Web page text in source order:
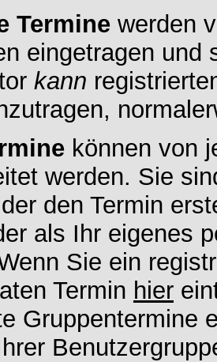
Termine werden
eingetragen und
kann
können von
werden. Sie
den Termin
als Ihr eigenes
Sie ein
Termin hier
Gruppentermine